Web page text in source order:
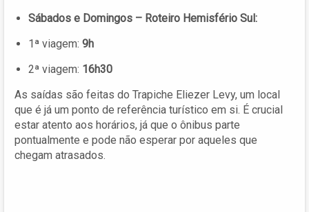
Sábados e Domingos – Roteiro Hemisfério Sul:
1ª viagem: 9h
2ª viagem: 16h30
As saídas são feitas do Trapiche Eliezer Levy, um local
que é já um ponto de referência turístico em si. É crucial
estar atento aos horários, já que o ônibus parte
pontualmente e pode não esperar por aqueles que
chegam atrasados.